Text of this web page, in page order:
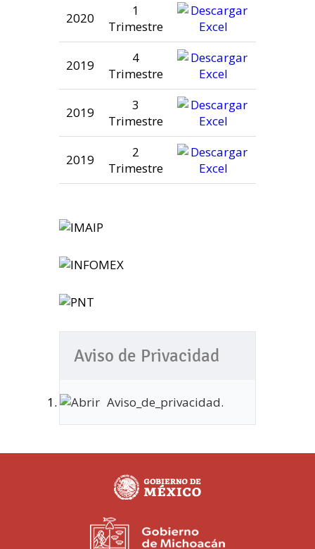
2020
1
Trimestre
2019
4
Trimestre
2019
3
Trimestre
2019
2
Trimestre
Aviso de Privacidad
Aviso_de_privacidad.